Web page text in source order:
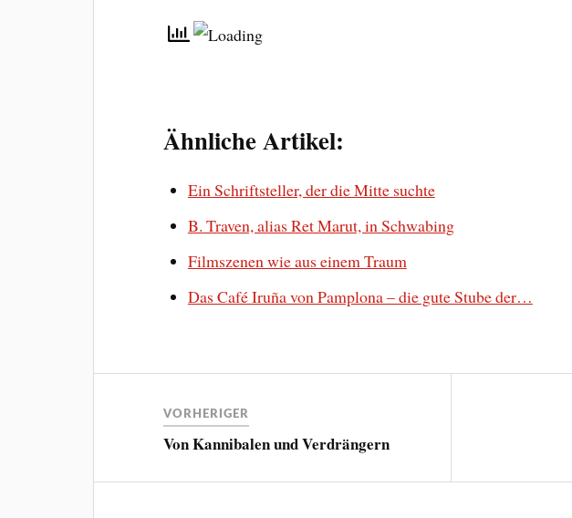
Ähnliche Artikel:
Ein Schriftsteller, der die Mitte suchte
B. Traven, alias Ret Marut, in Schwabing
Filmszenen wie aus einem Traum
Das Café Iruña von Pamplona – die gute Stube der…
VORHERIGER
Von Kannibalen und Verdrängern